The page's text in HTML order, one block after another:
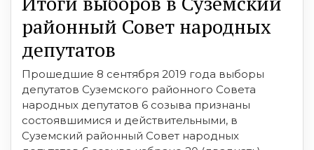
районный Совет народных
депутатов
Прошедшие 8 сентября 2019 года выборы
депутатов Суземского районного Совета
народных депутатов 6 созыва признаны
состоявшимися и действительными, в
Суземский районный Совет народных